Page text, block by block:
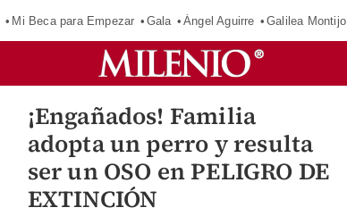
Mi Beca para Empezar Gala Ángel Aguirre Galilea Montijo
¡Engañados! Familia
adopta un perro y resulta
ser un OSO en PELIGRO DE
EXTINCIÓN